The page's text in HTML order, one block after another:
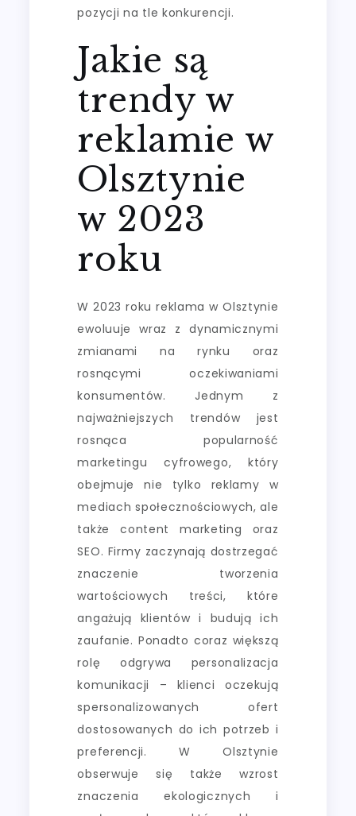
pozycji na tle konkurencji.
Jakie są
trendy w
reklamie w
Olsztynie
w 2023
roku
W 2023 roku reklama w Olsztynie
ewoluuje wraz z dynamicznymi
zmianami na rynku oraz
rosnącymi oczekiwaniami
konsumentów. Jednym z
najważniejszych trendów jest
rosnąca popularność
marketingu cyfrowego, który
obejmuje nie tylko reklamy w
mediach społecznościowych, ale
także content marketing oraz
SEO. Firmy zaczynają dostrzegać
znaczenie tworzenia
wartościowych treści, które
angażują klientów i budują ich
zaufanie. Ponadto coraz większą
rolę odgrywa personalizacja
komunikacji – klienci oczekują
spersonalizowanych ofert
dostosowanych do ich potrzeb i
preferencji. W Olsztynie
obserwuje się także wzrost
znaczenia ekologicznych i